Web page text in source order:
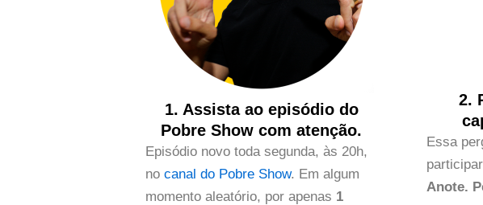
1. Assista ao episódio do
Pobre Show com atenção.
Episódio novo toda segunda, às 20h,
no canal do Pobre Show. Em algum
momento aleatório, por apenas 1
2.
Essa
Anote.